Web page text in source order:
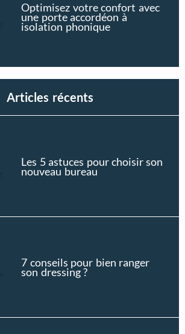
Optimisez votre confort avec
une porte accordéon à
isolation phonique
Articles récents
Les 5 astuces pour choisir son
nouveau bureau
7 conseils pour bien ranger
son dressing ?